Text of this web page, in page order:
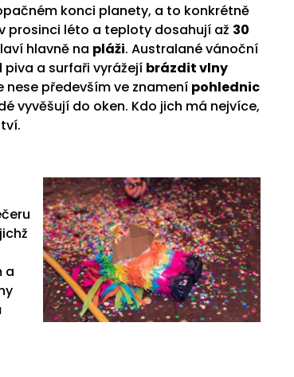
konci planety, a to konkrétně
prosinci léto a teploty dosahují až 30
hlavně na pláži. Australané vánoční
a surfaři vyrážejí brázdit vlny
především ve znamení pohlednic
vyvěšují do oken. Kdo jich má nejvíce,
a